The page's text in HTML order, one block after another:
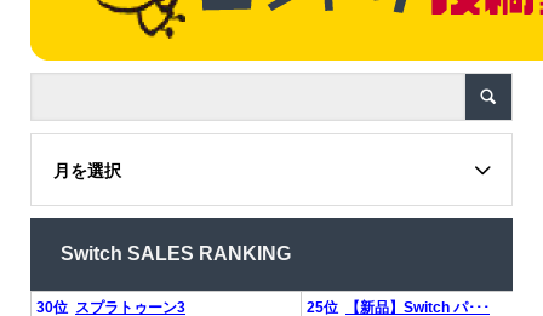
月を選択
Switch SALES RANKING